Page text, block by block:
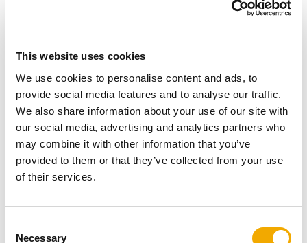
This website uses cookies
We use cookies to personalise content and ads, to
provide social media features and to analyse our traffic.
We also share information about your use of our site with
our social media, advertising and analytics partners who
may combine it with other information that you’ve
provided to them or that they’ve collected from your use
of their services.
Necessary
barvanje in še veliko več. Vsako podjetje se sooča s
Visoke temperaturne razlike
Delež procesne toplote v industriji v Nemčiji je visok. Za
raven temperature veljajo različne zahteve. Odvisno od
(v proizvodnji papirja) do več kot 3.000 °C. Približno 50